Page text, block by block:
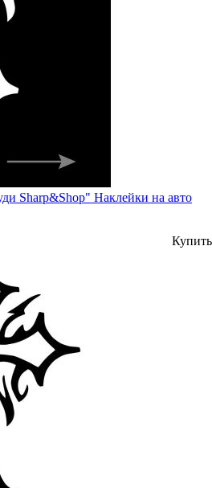
Sharp&Shop" Наклейки на авто
Купить